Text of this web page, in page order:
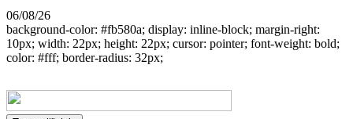
06/08/26
background-color: #fb580a; display: inline-block; margin-right:
10px; width: 22px; height: 22px; cursor: pointer; font-weight: bold;
color: #fff; border-radius: 32px;